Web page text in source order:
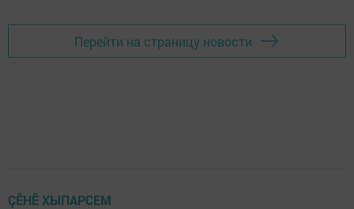
Перейти на страницу новости
ÇӖНӖ ХЫПАРСЕМ